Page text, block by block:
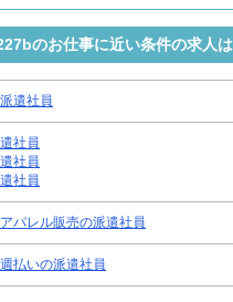
のお仕事に近い条件の求人
遣社員
社員
社員
社員
パレル販売の派遣社員
払いの派遣社員